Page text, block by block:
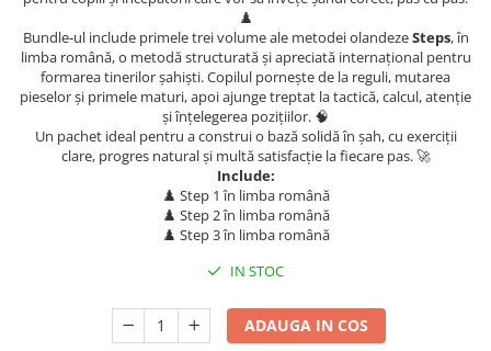
Piese Sah Tematice Din Metal
Puzzle
Sah Magnetic India
Set Sah + Table/backgammon
Seturi Sah
Ceasuri De Sah Digitale
♟️
Bundle-ul include primele trei volume ale metodei olandezeSteps, în
limba română, o metodă structurată și apreciată internațional pentru
formarea tinerilor șahiști. Copilul pornește de la reguli, mutarea
pieselor și primele maturi, apoi ajunge treptat la tactică, calcul, atenție
și înțelegerea pozițiilor. 🧠
Un pachet ideal pentru a construi o bază solidă în șah, cu exerciții
clare, progres natural și multă satisfacție la fiecare pas. 🚀
Include:
♟️ Step 1 în limba română
♟️ Step 2 în limba română
♟️ Step 3 în limba română
IN STOC
ADAUGA IN COS